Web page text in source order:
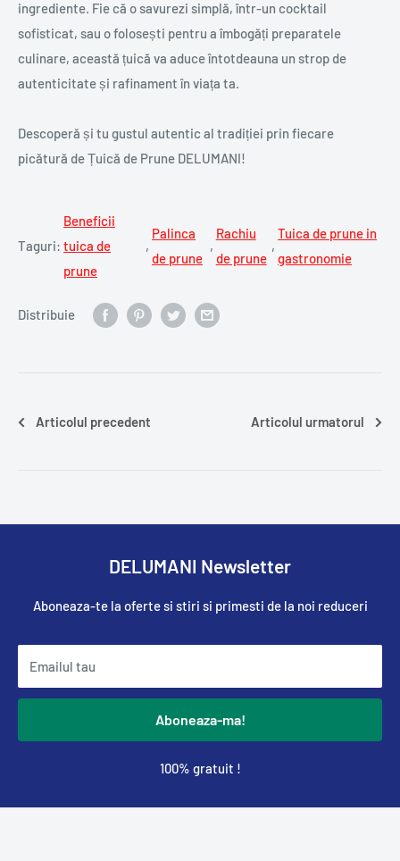
ingrediente. Fie că o savurezi simplă, într-un cocktail
sofisticat, sau o folosești pentru a îmbogăți preparatele
culinare, această țuică va aduce întotdeauna un strop de
autenticitate și rafinament în viața ta.
Descoperă și tu gustul autentic al tradiției prin fiecare
picătură de Țuică de Prune DELUMANI!
Taguri:
Beneficii
tuica de
prune
,
Palinca
de prune
,
Rachiu
de prune
,
Tuica de prune in
gastronomie
Distribuie
Articolul precedent Articolul urmatorul
DELUMANI Newsletter
Aboneaza-te la oferte si stiri si primesti de la noi reduceri
Emailul tau
Aboneaza-ma!
100% gratuit !